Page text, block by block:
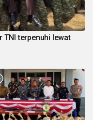
TNI terpenuhi lewat